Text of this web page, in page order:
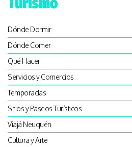
Dónde Dormir
Dónde Comer
Qué Hacer
Servicios y Comercios
Temporadas
SItios y Paseos Turísticos
Viajá Neuquén
Cultura y Arte